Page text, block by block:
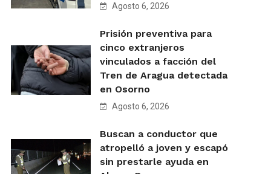
Agosto 6, 2026
Prisión preventiva para
cinco extranjeros
vinculados a facción del
Tren de Aragua detectada
en Osorno
Agosto 6, 2026
Buscan a conductor que
atropelló a joven y escapó
sin prestarle ayuda en